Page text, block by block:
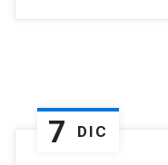
7 DIC